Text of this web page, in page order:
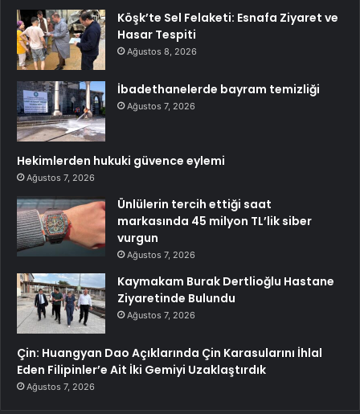
Köşk’te Sel Felaketi: Esnafa Ziyaret ve
Hasar Tespiti
Ağustos 8, 2026
İbadethanelerde bayram temizliği
Ağustos 7, 2026
Hekimlerden hukuki güvence eylemi
Ağustos 7, 2026
Ünlülerin tercih ettiği saat
markasında 45 milyon TL’lik siber
vurgun
Ağustos 7, 2026
Kaymakam Burak Dertlioğlu Hastane
Ziyaretinde Bulundu
Ağustos 7, 2026
Çin: Huangyan Dao Açıklarında Çin Karasularını İhlal
Eden Filipinler’e Ait İki Gemiyi Uzaklaştırdık
Ağustos 7, 2026